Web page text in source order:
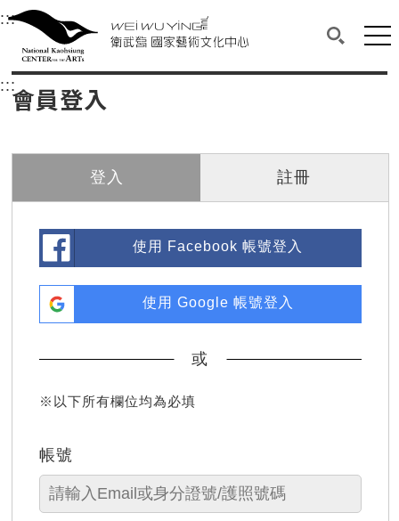
衛武營國家藝術文化中心
中央內容區塊，為本頁主要內容區。
:::選單連結區塊，此區塊列有本網站主要連結。
衛武營國家藝術文化中心
搜尋(開
網
::: 中央內容區塊，為本頁主要內容區。
會員登入
登入 註冊
使用 Facebook 帳號登入
使用 Google 帳號登入
或
※以下所有欄位均為必填
帳號